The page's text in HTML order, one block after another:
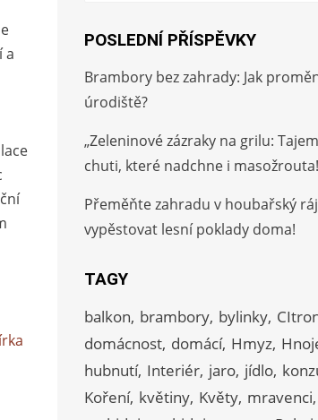
a
POSLEDNÍ PŘÍSPĚVKY
Brambory bez zahrady: Jak
úrodiště?
„Zeleninové zázraky na grilu:
chuti, které nadchne i
Přeměňte zahradu v houbařský
vypěstovat lesní poklady doma!
TAGY
balkon brambory bylinky
domácnost domácí Hmyz
hubnutí Interiér jaro jídlo
Koření květiny Květy mravenci